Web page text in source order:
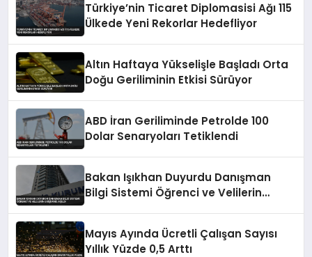
Türkiye’nin Ticaret Diplomasisi Ağı 115
Ülkede Yeni Rekorlar Hedefliyor
Altın Haftaya Yükselişle Başladı Orta
Doğu Geriliminin Etkisi Sürüyor
ABD İran Geriliminde Petrolde 100
Dolar Senaryoları Tetiklendi
Bakan Işıkhan Duyurdu Danışman
Bilgi Sistemi Öğrenci ve Velilerin
Mayıs Ayında Ücretli Çalışan Sayısı
Yıllık Yüzde 0,5 Arttı